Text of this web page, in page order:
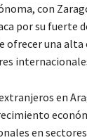
con
por su fuerte
ofrecer una alta
en
en